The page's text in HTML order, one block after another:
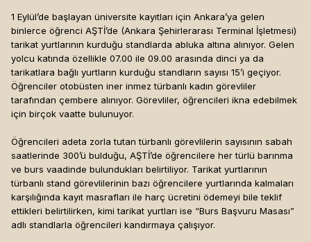
1 Eylül’de başlayan üniversite kayıtları için Ankara’ya gelen
binlerce öğrenci AŞTİ’de (Ankara Şehirlerarası Terminal İşletmesi)
tarikat yurtlarının kurduğu standlarda abluka altına alınıyor. Gelen
yolcu katında özellikle 07.00 ile 09.00 arasında dinci ya da
tarikatlara bağlı yurtların kurduğu standların sayısı 15’i geçiyor.
Öğrenciler otobüsten iner inmez türbanlı kadın görevliler
tarafından çembere alınıyor. Görevliler, öğrencileri ikna edebilmek
için birçok vaatte bulunuyor.
Öğrencileri adeta zorla tutan türbanlı görevlilerin sayısının sabah
saatlerinde 300’ü bulduğu, AŞTİ’de öğrencilere her türlü barınma
ve burs vaadinde bulundukları belirtiliyor. Tarikat yurtlarının
türbanlı stand görevlilerinin bazı öğrencilere yurtlarında kalmaları
karşılığında kayıt masrafları ile harç ücretini ödemeyi bile teklif
ettikleri belirtilirken, kimi tarikat yurtları ise “Burs Başvuru Masası”
adlı standlarla öğrencileri kandırmaya çalışıyor.